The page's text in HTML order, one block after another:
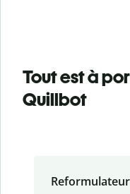
Tout est à
Quillbot